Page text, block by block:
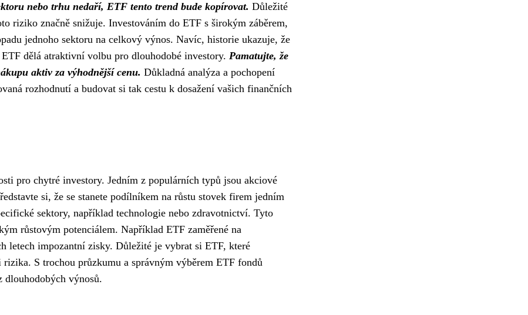
nebo trhu nedaří, ETF tento trend bude kopírovat. Důležité
riziko značně snižuje. Investováním do ETF s širokým záběrem,
jednoho sektoru na celkový výnos. Navíc, historie ukazuje, že
dělá atraktivní volbu pro dlouhodobé investory. Pamatujte, že
aktiv za výhodnější cenu. Důkladná analýza a pochopení
rozhodnutí a budovat si tak cestu k dosažení vašich finančních
pro chytré investory. Jedním z populárních typů jsou akciové
si, že se stanete podílníkem na růstu stovek firem jedním
sektory, například technologie nebo zdravotnictví. Tyto
růstovým potenciálem. Například ETF zaměřené na
letech impozantní zisky. Důležité je vybrat si ETF, které
S trochou průzkumu a správným výběrem ETF fondů
dlouhodobých výnosů.